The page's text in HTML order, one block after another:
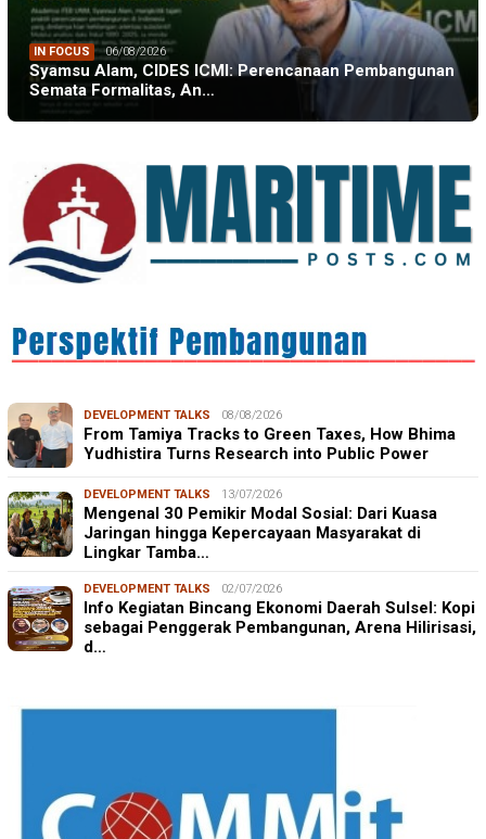
IN FOCUS 06/08/2026
Syamsu Alam, CIDES ICMI: Perencanaan Pembangunan
Semata Formalitas, An…
DEVELOPMENT TALKS 08/08/2026
From Tamiya Tracks to Green Taxes, How Bhima
Yudhistira Turns Research into Public Power
DEVELOPMENT TALKS 13/07/2026
Mengenal 30 Pemikir Modal Sosial: Dari Kuasa
Jaringan hingga Kepercayaan Masyarakat di
Lingkar Tamba…
DEVELOPMENT TALKS 02/07/2026
Info Kegiatan Bincang Ekonomi Daerah Sulsel: Kopi
sebagai Penggerak Pembangunan, Arena Hilirisasi,
d…